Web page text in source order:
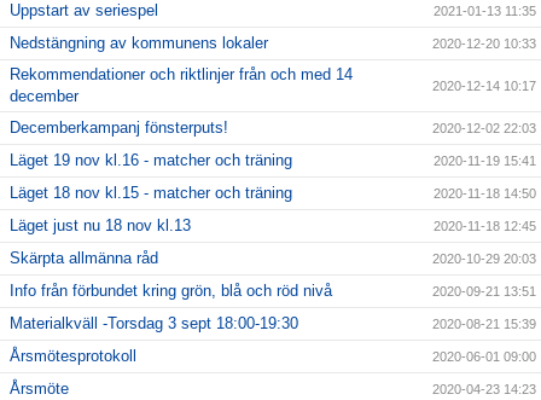
Uppstart av seriespel 2021-01-13 11:35
Nedstängning av kommunens lokaler 2020-12-20 10:33
Rekommendationer och riktlinjer från och med 14
december
2020-12-14 10:17
Decemberkampanj fönsterputs! 2020-12-02 22:03
Läget 19 nov kl.16 - matcher och träning 2020-11-19 15:41
Läget 18 nov kl.15 - matcher och träning 2020-11-18 14:50
Läget just nu 18 nov kl.13 2020-11-18 12:45
Skärpta allmänna råd 2020-10-29 20:03
Info från förbundet kring grön, blå och röd nivå 2020-09-21 13:51
Materialkväll -Torsdag 3 sept 18:00-19:30 2020-08-21 15:39
Årsmötesprotokoll 2020-06-01 09:00
Årsmöte 2020-04-23 14:23